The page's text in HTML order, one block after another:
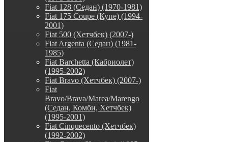
Fiat 128 (Седан) (1970-1981)
Fiat 175 Coupe (Купе) (1994-
2001)
Fiat 500 (Хетчбек) (2007-)
Fiat Argenta (Седан) (1981-
1985)
Fiat Barchetta (Кабриолет)
(1995-2002)
Fiat Bravo (Хетчбек) (2007-)
Fiat
Bravo/Brava/Marea/Marengo
(Седан, Комби, Хетчбек)
(1995-2001)
Fiat Cinquecento (Хетчбек)
(1992-2002)